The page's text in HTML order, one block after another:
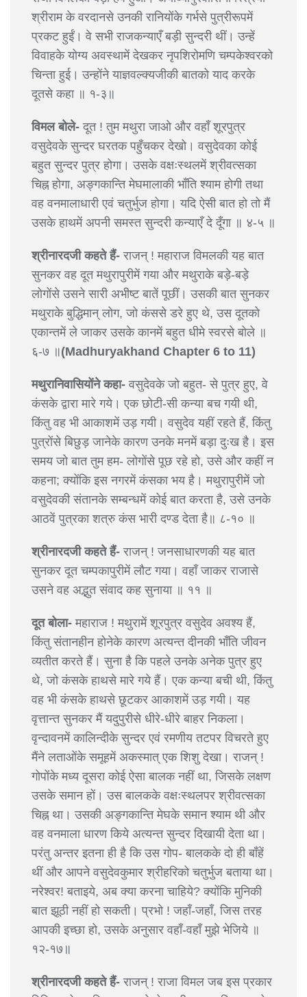
श्रीराम के वरदानसे उनकी रानियोंके गर्भसे पुत्रीरूपमें
प्रकट हुईं। वे सभी राजकन्याएँ बड़ी सुन्दरी थीं। उन्हें
विवाहके योग्य अवस्थामें देखकर नृपशिरोमणि चम्पकेश्वरको
चिन्ता हुई। उन्होंने याज्ञवल्क्यजीकी बातको याद करके
दूतसे कहा ॥ १-३॥
विमल बोले- दूत ! तुम मथुरा जाओ और वहाँ शूरपुत्र
वसुदेवके सुन्दर घरतक पहुँचकर देखो। वसुदेवका कोई
बहुत सुन्दर पुत्र होगा। उसके वक्षःस्थलमें श्रीवत्सका
चिह्न होगा, अङ्गकान्ति मेघमालाकी भाँति श्याम होगी तथा
वह वनमालाधारी एवं चतुर्भुज होगा। यदि ऐसी बात हो तो मैं
उसके हाथमें अपनी समस्त सुन्दरी कन्याएँ दे दूँगा ॥ ४-५ ॥
श्रीनारदजी कहते हैं- राजन् ! महाराज विमलकी यह बात
सुनकर वह दूत मथुरापुरीमें गया और मथुराके बड़े-बड़े
लोगोंसे उसने सारी अभीष्ट बातें पूछीं। उसकी बात सुनकर
मथुराके बुद्धिमान् लोग, जो कंससे डरे हुए थे, उस दूतको
एकान्तमें ले जाकर उसके कानमें बहुत धीमे स्वरसे बोले ॥
६-७ ॥(Madhuryakhand Chapter 6 to 11)
मथुरानिवासियोंने कहा- वसुदेवके जो बहुत- से पुत्र हुए, वे
कंसके द्वारा मारे गये। एक छोटी-सी कन्या बच गयी थी,
किंतु वह भी आकाशमें उड़ गयी। वसुदेव यहीं रहते हैं, किंतु
पुत्रोंसे बिछुड़ जानेके कारण उनके मनमें बड़ा दुःख है। इस
समय जो बात तुम हम- लोगोंसे पूछ रहे हो, उसे और कहीं न
कहना; क्योंकि इस नगरमें कंसका भय है। मथुरापुरीमें जो
वसुदेवकी संतानके सम्बन्धमें कोई बात करता है, उसे उनके
आठवें पुत्रका शत्रु कंस भारी दण्ड देता है॥ ८-१० ॥
श्रीनारदजी कहते हैं- राजन् ! जनसाधारणकी यह बात
सुनकर दूत चम्पकापुरीमें लौट गया। वहाँ जाकर राजासे
उसने वह अद्भुत संवाद कह सुनाया ॥ ११ ॥
दूत बोला- महाराज ! मथुरामें शूरपुत्र वसुदेव अवश्य हैं,
किंतु संतानहीन होनेके कारण अत्यन्त दीनकी भाँति जीवन
व्यतीत करते हैं। सुना है कि पहले उनके अनेक पुत्र हुए
थे, जो कंसके हाथसे मारे गये हैं। एक कन्या बची थी, किंतु
वह भी कंसके हाथसे छूटकर आकाशमें उड़ गयी। यह
वृत्तान्त सुनकर मैं यदुपुरीसे धीरे-धीरे बाहर निकला।
वृन्दावनमें कालिन्दीके सुन्दर एवं रमणीय तटपर विचरते हुए
मैंने लताओंके समूहमें अकस्मात् एक शिशु देखा। राजन् !
गोपोंके मध्य दूसरा कोई ऐसा बालक नहीं था, जिसके लक्षण
उसके समान हों। उस बालकके वक्षःस्थलपर श्रीवत्सका
चिह्न था। उसकी अङ्गकान्ति मेघके समान श्याम थी और
वह वनमाला धारण किये अत्यन्त सुन्दर दिखायी देता था।
परंतु अन्तर इतना ही है कि उस गोप- बालकके दो ही बाँहें
थीं और आपने वसुदेवकुमार श्रीहरिको चतुर्भुज बताया था।
नरेश्वर! बताइये, अब क्या करना चाहिये? क्योंकि मुनिकी
बात झूठी नहीं हो सकती। प्रभो ! जहाँ-जहाँ, जिस तरह
आपकी इच्छा हो, उसके अनुसार वहाँ-वहाँ मुझे भेजिये ॥
१२-१७॥
श्रीनारदजी कहते हैं- राजन् ! राजा विमल जब इस प्रकार